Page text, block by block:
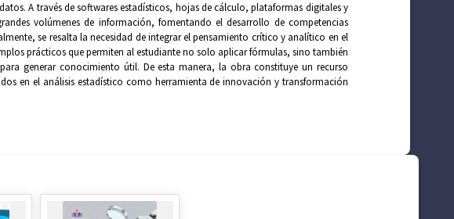
A través de softwares estadísticos, hojas de cálculo, plataformas digitales y
volúmenes de información, fomentando el desarrollo de competencias
se resalta la necesidad de integrar el pensamiento crítico y analítico en el
prácticos que permiten al estudiante no solo aplicar fórmulas, sino también
generar conocimiento útil. De esta manera, la obra constituye un recurso
en el análisis estadístico como herramienta de innovación y transformación